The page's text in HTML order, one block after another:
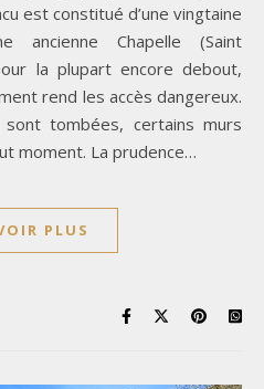
est constitué d’une vingtaine
ancienne Chapelle (Saint
la plupart encore debout,
rend les accès dangereux.
tombées, certains murs
moment. La prudence…
PLUS